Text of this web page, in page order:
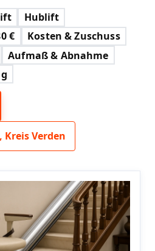
Hublift
€
Kosten & Zuschuss
Aufmaß & Abnahme
Kreis Verden